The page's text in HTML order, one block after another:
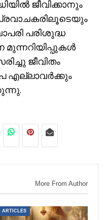
ജീവിക്കാനും
പരിശുദ്ധ
ജീവിതം
എല്ലാവർക്കും
More From Author
ARTICLES